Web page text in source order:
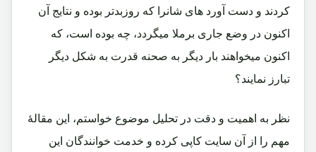
کردند و دست آورد های شانرا که روزبدتر بوده و نتایج آن
اکنون در وضع جاری برملا میگردد، چه بوده است، که
اکنون میخواهند بار دیگر به صحنه قدرت به شکل دیگر
تبارز نمایند؟
نظر به اهمیت و دقت در تحلیل موضوع خواستم، این مقالۀ
مهم را از آن سایت کاپی کرده و خدمت خوانندگان این